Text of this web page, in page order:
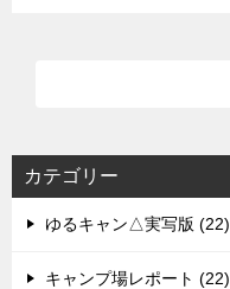
カテゴリー
ゆるキャン△実写版 (22)
キャンプ場レポート (22)